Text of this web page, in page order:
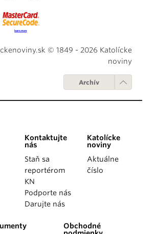
© 1849 - 2026 Katolícke
noviny
Archív
Kontaktujte
nás
Staň sa
reportérom
KN
Podporte nás
Darujte nás
Katolícke
noviny
Aktuálne
číslo
Obchodné